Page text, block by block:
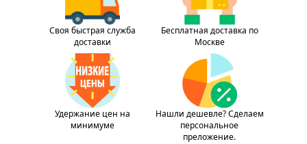
Своя быстрая служба
доставки
Бесплатная доставка по
Москве
Удержание цен на
минимуме
Нашли дешевле? Сделаем
персональное
преложение.